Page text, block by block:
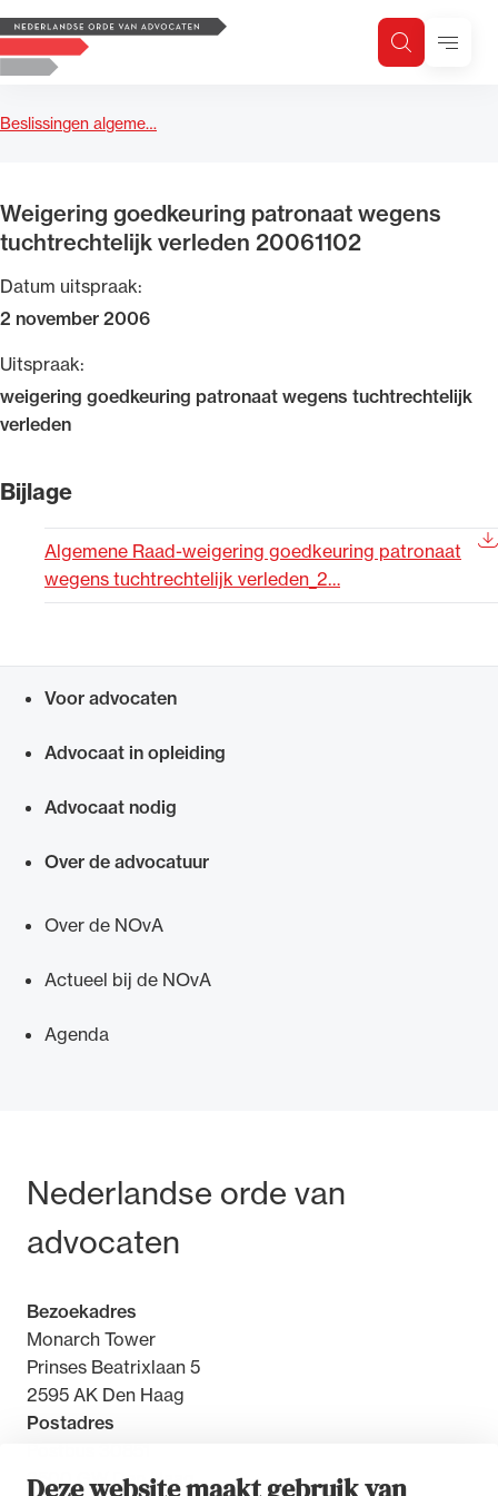
Logo, to the homepage
ZoekenMenu
Beslissingen algeme…
Weigering goedkeuring patronaat wegens
tuchtrechtelijk verleden 20061102
Datum uitspraak:
2 november 2006
Uitspraak:
weigering goedkeuring patronaat wegens tuchtrechtelijk
verleden
Bijlage
Algemene Raad-weigering goedkeuring patronaat
wegens tuchtrechtelijk verleden_2…
Voor advocaten
Advocaat in opleiding
Advocaat nodig
Over de advocatuur
Over de NOvA
Actueel bij de NOvA
Agenda
Bezoek- en postadres
Nederlandse orde van
advocaten
Bezoekadres
Monarch Tower
Prinses Beatrixlaan 5
2595 AK Den Haag
Postadres
2500 GW Den Haag
Zoeken
Zoek op trefwoord
Uitgelicht
Alle wet- en regelgeving voor de advocatuur.
de advocatuur (Voda) en de Regeling op de
het rechtsgebiedenregister en